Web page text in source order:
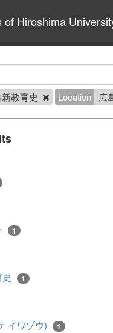
of Hiroshima
教育史 Location 広
1
1
イワゾウ) 1